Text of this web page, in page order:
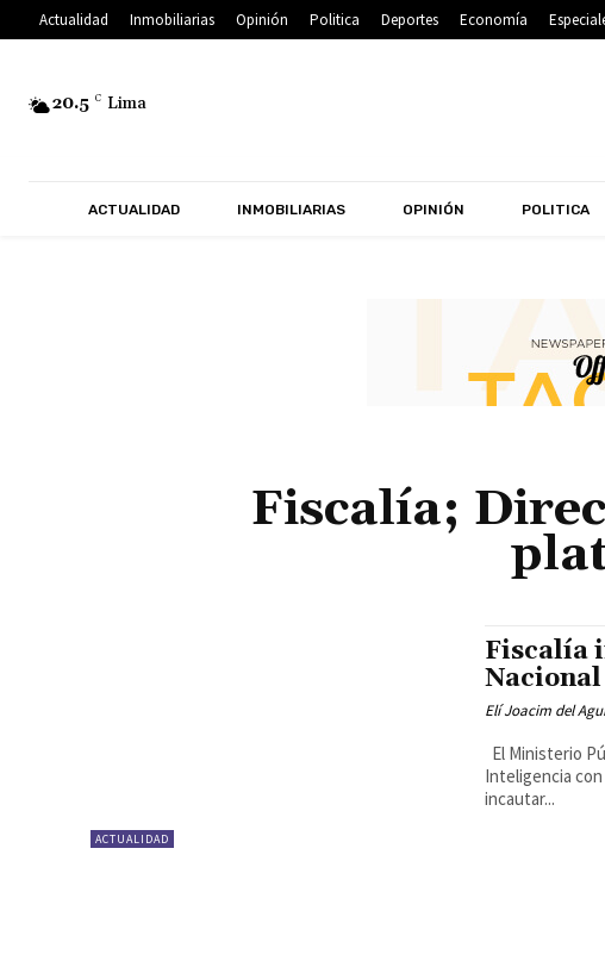
Actualidad Inmobiliarias Opinión Politica Deportes Economía
20.5 C Lima
ACTUALIDAD INMOBILIARIAS OPINIÓN POLITICA
Fiscalía;
ACTUALIDAD
Fiscalía
Elí Joacim del
Inteligencia
incautar...